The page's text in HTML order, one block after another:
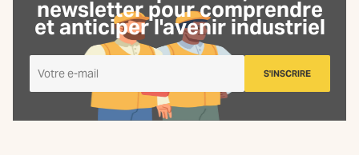
newsletterpour comprendre
et anticiper l'avenir industriel
m'inscris
à
S'INSCRIRE